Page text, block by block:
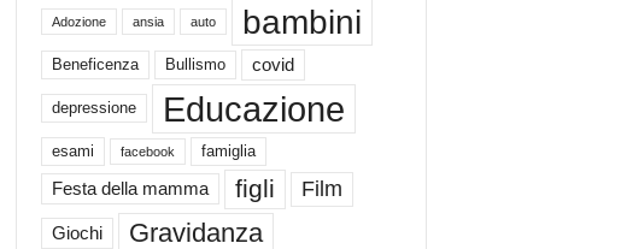
Adozione ansia auto bambini
Beneficenza Bullismo covid
depressione Educazione
esami facebook famiglia
Festa della mamma figli Film
Giochi Gravidanza